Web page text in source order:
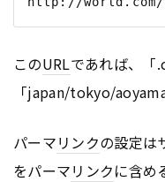
このURLであれば、「
「japan/tokyo/
パーマリンクの設定は
をパーマリンクに含め